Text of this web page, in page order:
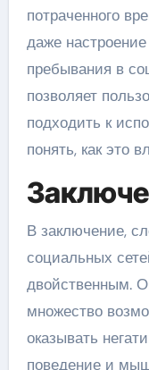
потраченного
даже
пребывания в
позволяет
подходить к
понять, как это
В заключение,
социальных
двойственным.
множество
оказывать
поведение и